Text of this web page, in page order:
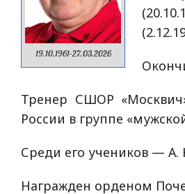
19.10.1961-27.03.2026
Тренер СШОР
России в группе
Среди его учеников — А.
Награжден орденом